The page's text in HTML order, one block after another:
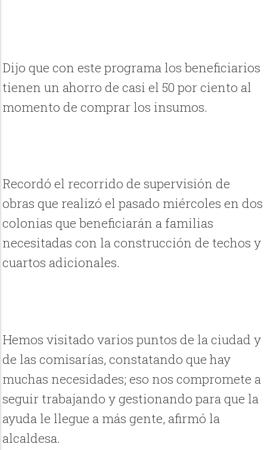
Dijo que con este programa los beneficiarios
tienen un ahorro de casi el 50 por ciento al
momento de comprar los insumos.
Recordó el recorrido de supervisión de
obras que realizó el pasado miércoles en dos
colonias que beneficiarán a familias
necesitadas con la construcción de techos y
cuartos adicionales.
Hemos visitado varios puntos de la ciudad y
de las comisarías, constatando que hay
muchas necesidades; eso nos compromete a
seguir trabajando y gestionando para que la
ayuda le llegue a más gente, afirmó la
alcaldesa.